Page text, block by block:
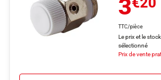
3
TTC/pièce
Le prix et le
sélectionné
Prix de vente